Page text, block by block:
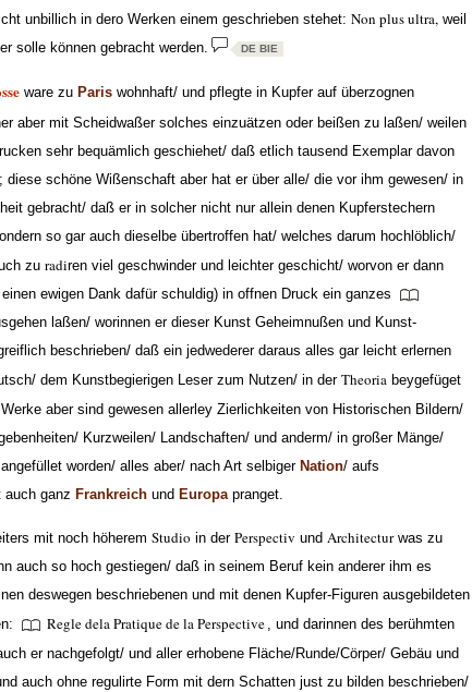
unbillich in dero Werken einem geschrieben stehet: Non plus ultra, weil
solle können gebracht werden.
DE BIE
ware zu Paris wohnhaft/ und pflegte in Kupfer auf überzognen
aber mit Scheidwaßer solches einzuätzen oder beißen zu laßen/ weilen
sehr bequämlich geschiehet/ daß etlich tausend Exemplar davon
diese schöne Wißenschaft aber hat er über alle/ die vor ihm gewesen/ in
gebracht/ daß er in solcher nicht nur allein denen Kupferstechern
so gar auch dieselbe übertroffen hat/ welches darum hochlöblich/
zu radiren viel geschwinder und leichter geschicht/ worvon er dann
ewigen Dank dafür schuldig) in offnen Druck ein ganzes
laßen/ worinnen er dieser Kunst Geheimnußen und Kunst-
beschrieben/ daß ein jedwederer daraus alles gar leicht erlernen
dem Kunstbegierigen Leser zum Nutzen/ in der Theoria beygefüget
aber sind gewesen allerley Zierlichkeiten von Historischen Bildern/
Kurzweilen/ Landschaften/ und anderm/ in großer Mänge/
worden/ alles aber/ nach Art selbiger Nation/ aufs
auch ganz Frankreich und Europapranget.
mit noch höherem Studio in der Perspectiv und Architecturwas zu
auch so hoch gestiegen/ daß in seinem Beruf kein anderer ihm es
deswegen beschriebenen und mit denen Kupfer-Figuren ausgebildeten
Regle dela Pratique de la Perspective , und darinnen des berühmten
er nachgefolgt/ und aller erhobene Fläche/Runde/Cörper/ Gebäu und
auch ohne regulirte Form mit dern Schatten just zu bilden beschrieben/